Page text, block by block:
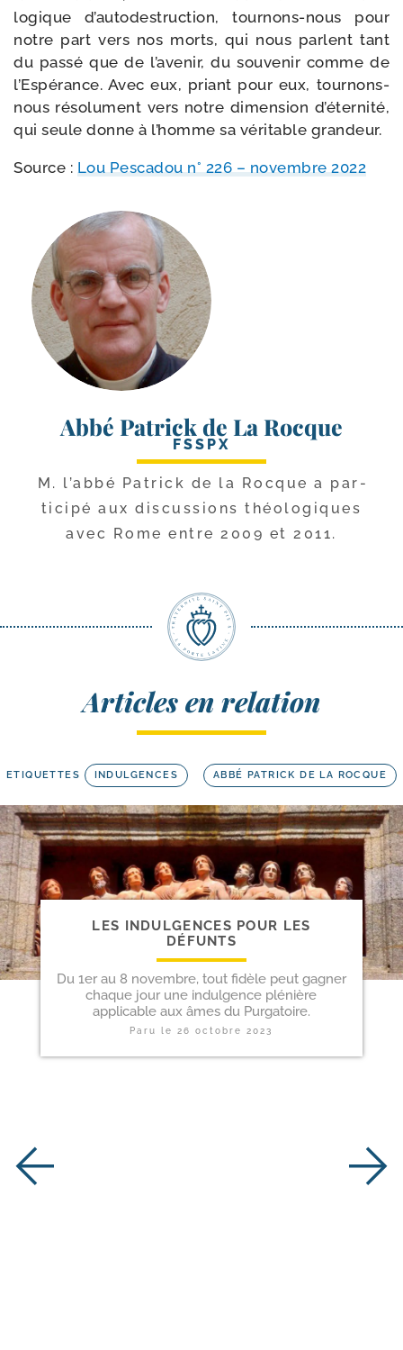
logique d’autodestruction, tournons-​nous pour
notre part vers nos morts, qui nous parlent tant
du pas­sé que de l’avenir, du sou­ve­nir comme de
l’Espérance. Avec eux, priant pour eux, tournons-​
nous réso­lu­ment vers notre dimen­sion d’éternité,
qui seule donne à l’homme sa véri­table grandeur.
Source : Lou Pescadou n° 226 – novembre 2022
Abbé Patrick de La Rocque
FSSPX
M. l’ab­bé Patrick de la Rocque a par­
ti­ci­pé aux dis­cus­sions théo­lo­giques
avec Rome entre 2009 et 2011.
Articles en relation
ETIQUETTES INDULGENCES ABBÉ PATRICK DE LA ROCQUE
LES INDULGENCES POUR LES
DÉFUNTS
Du 1er au 8 novembre, tout fidèle peut gagner
chaque jour une indulgence plénière
applicable aux âmes du Purgatoire.
Paru le26 octobre 2023